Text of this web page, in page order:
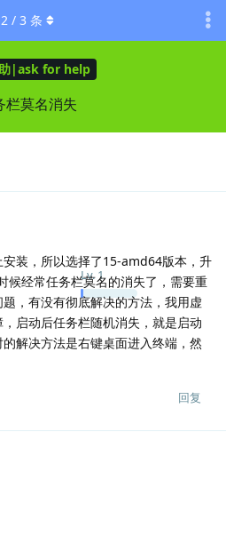
|ask for help
栏莫名消失
2 / 3 条
Lv. 1
装，所以选择了15-amd64版本，升
候经常任务栏莫名的消失了，需要重
，有没有彻底解决的方法，我用虚
启动后任务栏随机消失，就是启动
解决方法是右键桌面进入终端，然
回复